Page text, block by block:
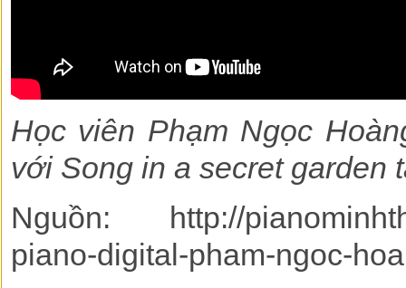
Học viên Phạm Ngọc
với Song in a secret garden
Nguồn: http://
piano-digital-pham-ngoc-